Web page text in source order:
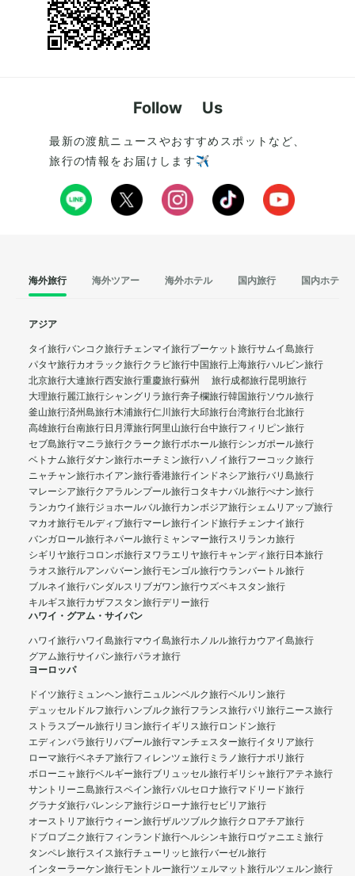
Follow Us
最新の渡航ニュースやおすすめスポットなど、
旅行の情報をお届けします✈️
海外旅行 海外ツアー 海外ホテル 国内旅行 国内ホテル
アジア
タイ旅行バンコク旅行チェンマイ旅行プーケット旅行サムイ島旅行
パタヤ旅行カオラック旅行クラビ旅行中国旅行上海旅行ハルビン旅行
北京旅行大連旅行西安旅行重慶旅行蘇州 旅行成都旅行昆明旅行
大理旅行麗江旅行シャングリラ旅行奔子欄旅行韓国旅行ソウル旅行
釜山旅行済州島旅行木浦旅行仁川旅行大邱旅行台湾旅行台北旅行
高雄旅行台南旅行日月潭旅行阿里山旅行台中旅行フィリピン旅行
セブ島旅行マニラ旅行クラーク旅行ボホール旅行シンガポール旅行
ベトナム旅行ダナン旅行ホーチミン旅行ハノイ旅行フーコック旅行
ニャチャン旅行ホイアン旅行香港旅行インドネシア旅行バリ島旅行
マレーシア旅行クアラルンプール旅行コタキナバル旅行ぺナン旅行
ランカウイ旅行ジョホールバル旅行カンボジア旅行シェムリアップ旅行
マカオ旅行モルディブ旅行マーレ旅行インド旅行チェンナイ旅行
バンガロール旅行ネパール旅行 ミャンマー旅行スリランカ旅行
シギリヤ旅行コロンボ旅行ヌワラエリヤ旅行キャンディ旅行日本旅行
ラオス旅行ルアンパバーン旅行モンゴル旅行ウランバートル旅行
ブルネイ旅行バンダルスリブガワン旅行ウズベキスタン旅行
キルギス旅行カザフスタン旅行デリー旅行
ハワイ・グアム・サイパン
ハワイ旅行ハワイ島旅行マウイ島旅行ホノルル旅行カウアイ島旅行
グアム旅行サイパン旅行パラオ旅行
ヨーロッパ
ドイツ旅行 ミュンヘン旅行ニュルンベルク旅行ベルリン旅行
デュッセルドルフ旅行ハンブルク旅行フランス旅行パリ旅行ニース旅行
ストラスブール旅行リヨン旅行イギリス旅行ロンドン旅行
エディンバラ旅行リバプール旅行マンチェスター旅行イタリア旅行
ローマ旅行ベネチア旅行フィレンツェ旅行 ミラノ旅行ナポリ旅行
ボローニャ旅行ベルギー旅行ブリュッセル旅行ギリシャ旅行アテネ旅行
サントリーニ島旅行スペイン旅行バルセロナ旅行マドリード旅行
グラナダ旅行バレンシア旅行ジローナ旅行セビリア旅行
オーストリア旅行ウィーン旅行ザルツブルク旅行クロアチア旅行
ドブロブニク旅行フィンランド旅行ヘルシンキ旅行ロヴァニエミ旅行
タンペレ旅行スイス旅行チューリッヒ旅行バーゼル旅行
インターラーケン旅行モントルー旅行ツェルマット旅行ルツェルン旅行